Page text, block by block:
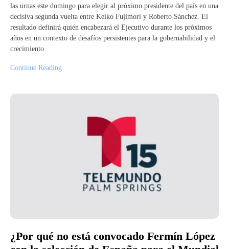
las urnas este domingo para elegir al próximo presidente del país en una
decisiva segunda vuelta entre Keiko Fujimori y Roberto Sánchez. El
resultado definirá quién encabezará el Ejecutivo durante los próximos
años en un contexto de desafíos persistentes para la gobernabilidad y el
crecimiento
Continue Reading
¿Por qué no está convocado Fermín López